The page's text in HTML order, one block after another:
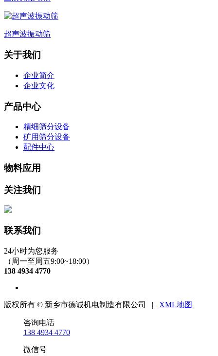
超声波振动筛
关于我们
企业简介
企业文化
产品中心
精细筛分设备
矿用筛分设备
配件中心
物料应用
关注我们
联系我们
24小时为您服务
（周一至周五9:00~18:00）
138 4934 4770
版权所有 © 新乡市德诚机电制造有限公司 | XML地图
咨询电话
138 4934 4770
微信号